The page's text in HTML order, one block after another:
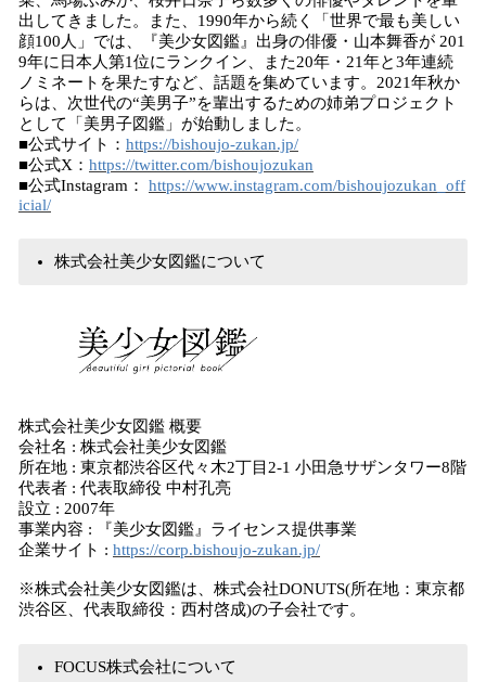
出してきました。また、1990年から続く「世界で最も美しい
顔100人」では、『美少女図鑑』出身の俳優・山本舞香が 201
9年に日本人第1位にランクイン、また20年・21年と3年連続
ノミネートを果たすなど、話題を集めています。2021年秋か
らは、次世代の“美男子”を輩出するための姉弟プロジェクト
として「美男子図鑑」が始動しました。
■公式サイト： https://bishoujo-zukan.jp/
■公式X： https://twitter.com/bishoujozukan
■公式Instagram： https://www.instagram.com/bishoujozukan_off
icial/
株式会社美少女図鑑について
株式会社美少女図鑑 概要
会社名 : 株式会社美少女図鑑
所在地 : 東京都渋谷区代々木2丁目2-1 小田急サザンタワー8階
代表者 : 代表取締役 中村孔亮
設立 : 2007年
事業内容 : 『美少女図鑑』ライセンス提供事業
企業サイト : https://corp.bishoujo-zukan.jp/
※株式会社美少女図鑑は、株式会社DONUTS(所在地：東京都
渋谷区、代表取締役：西村啓成)の子会社です。
FOCUS株式会社について